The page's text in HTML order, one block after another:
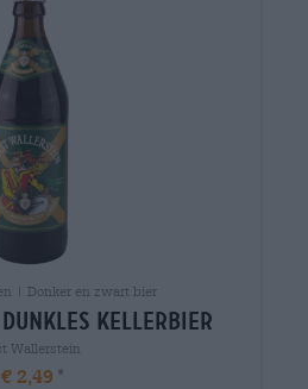
| Donker en zwart bier
kellerbier
Wallerstein
€ 2,49